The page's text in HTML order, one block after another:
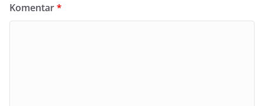
Komentar*